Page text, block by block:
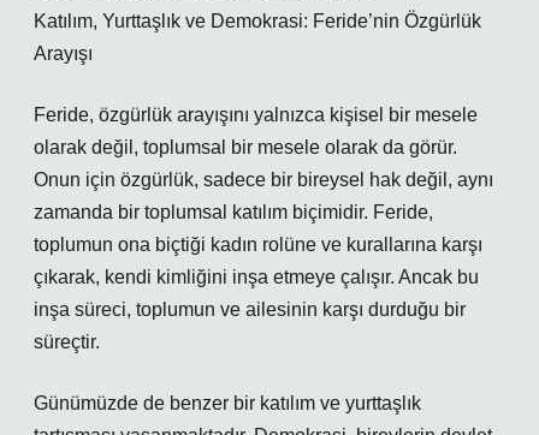
Katılım, Yurttaşlık ve Demokrasi: Feride’nin Özgürlük
Arayışı
Feride, özgürlük arayışını yalnızca kişisel bir mesele
olarak değil, toplumsal bir mesele olarak da görür.
Onun için özgürlük, sadece bir bireysel hak değil, aynı
zamanda bir toplumsal katılım biçimidir. Feride,
toplumun ona biçtiği kadın rolüne ve kurallarına karşı
çıkarak, kendi kimliğini inşa etmeye çalışır. Ancak bu
inşa süreci, toplumun ve ailesinin karşı durduğu bir
süreçtir.
Günümüzde de benzer bir katılım ve yurttaşlık